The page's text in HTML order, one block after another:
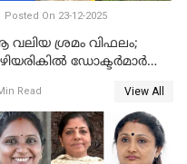
Posted On 23-12-2025
ശ്രമം വിഫലം;
‌ഡോക്ടര്‍മാര്‍
കീഴടങ്ങി
Read View All